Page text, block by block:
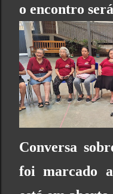
o encontro
Conversa
foi marcado